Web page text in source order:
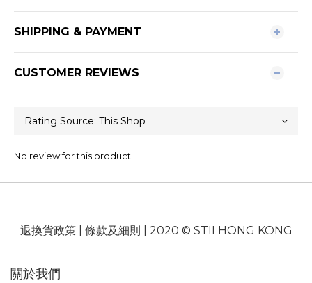
SHIPPING & PAYMENT
CUSTOMER REVIEWS
No review for this product
退換貨政策| 條款及細則 | 2020 © STII HONG KONG
關於我們